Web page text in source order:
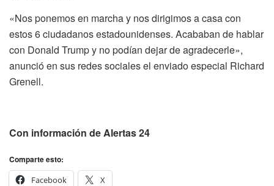
«Nos ponemos en marcha y nos dirigimos a casa con
estos 6 ciudadanos estadounidenses. Acababan de hablar
con Donald Trump y no podían dejar de agradecerle»,
anunció en sus redes sociales el enviado especial Richard
Grenell.
Con información de Alertas 24
Comparte esto:
Facebook
X